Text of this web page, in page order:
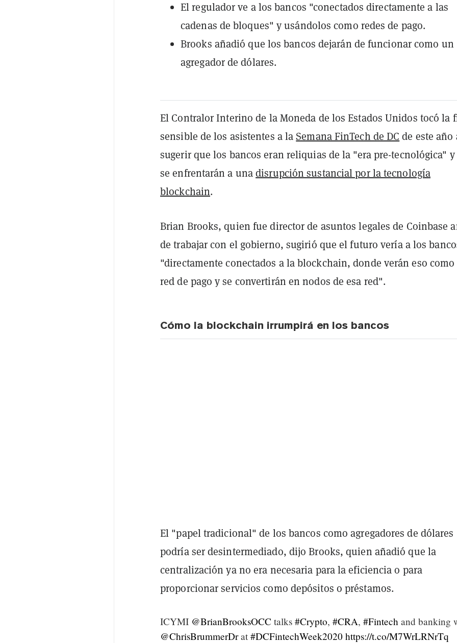
El regulador ve a los bancos "conectados directamente a las
cadenas de bloques" y usándolos como redes de pago.
Brooks añadió que los bancos dejarán de funcionar como un
agregador de dólares.
El Contralor Interino de la Moneda de los Estados Unidos tocó la
sensible de los asistentes a laSemana FinTech de DC de este año
sugerir que los bancos eran reliquias de la "era pre-tecnológica" y
se enfrentarán a unadisrupción sustancial por la tecnología
blockchain.
Brian Brooks, quien fue director de asuntos legales de Coinbase
de trabajar con el gobierno, sugirió que el futuro vería a los
"directamente conectados a la blockchain, donde verán eso
red de pago y se convertirán en nodos de esa red".
Cómo la blockchain irrumpirá en los bancos
El "papel tradicional" de los bancos como agregadores de dólares
podría ser desintermediado, dijo Brooks, quien añadió que la
centralización ya no era necesaria para la eficiencia o para
proporcionar servicios como depósitos o préstamos.
ICYMI @BrianBrooksOCC talks #Crypto, #CRA, #Fintech and banking
@ChrisBrummerDrat #DCFintechWeek2020 https://t.co/M7WrLRNrTq